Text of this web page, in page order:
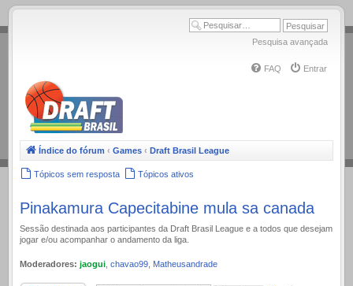
.
Pesquisa avançada
FAQ Entrar
Índice do fórum ‹ Games ‹ Draft Brasil League
Tópicos sem resposta Tópicos ativos
Pinakamura Capecitabine mula sa canada
Sessão destinada aos participantes da Draft Brasil League e a todos que desejam
jogar e/ou acompanhar o andamento da liga.
Moderadores: jaogui chavao99 Matheusandrade